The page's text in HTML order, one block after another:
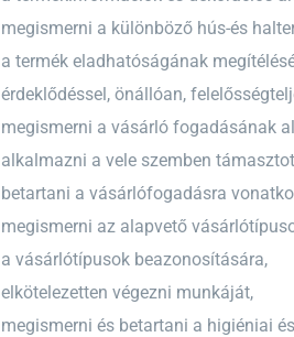
megismerni a különböző hús-és
a termék eladhatóságának
érdeklődéssel, önállóan,
megismerni a vásárló fogadásának
alkalmazni a vele szemben
betartani a vásárlófogadásra
megismerni az alapvető
a vásárlótípusok beazonosítására,
elkötelezetten végezni munkáját,
megismerni és betartani a higiéniai